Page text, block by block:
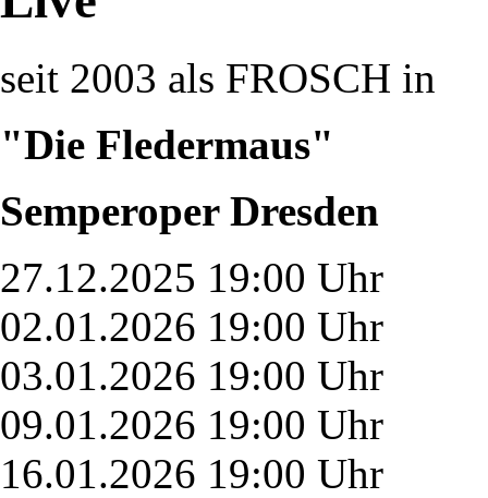
seit 2003 als FROSCH in
"Die Fledermaus"
Semperoper Dresden
27.12.2025 19:00 Uhr
02.01.2026 19:00 Uhr
03.01.2026 19:00 Uhr
09.01.2026 19:00 Uhr
16.01.2026 19:00 Uhr